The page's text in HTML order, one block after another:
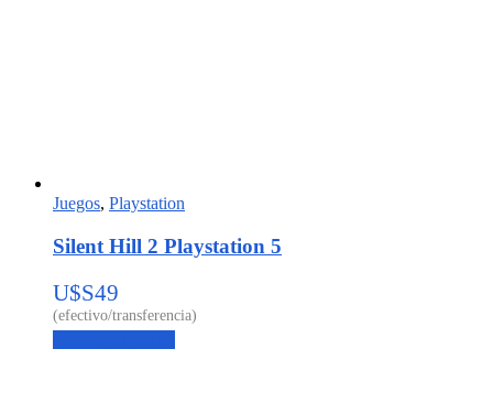
Juegos, Playstation
Silent Hill 2 Playstation 5
U$S49